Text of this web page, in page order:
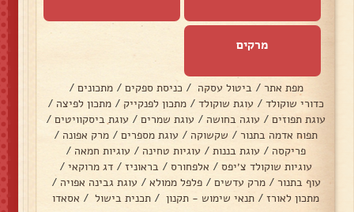
מרקים
מפת אתר / ביטול עסקה / כניסת ספקים / מתכונים /
כדורי שוקולד / עוגת שוקולד / מתכון לפנקייק / מתכון לפיצה /
עוגת תפוזים / עוגה בחושה / עוגת שמרים / עוגת ביסקוויטים /
תפוח אדמה בתנור / שקשוקה / עוגת מספרים / מרק אפונה /
פריקסה / עוגת בננות / עוגיות טחינה / עוגיות חמאה /
עוגיות שוקולד צ׳יפס / אלפחורס / בראוניז / דג מרוקאי /
עוף בתנור / מרק עדשים / פלפל ממולא / עוגת גבינה אפויה /
מתכון לאורז / תנאי שימוש - תקנון / תכנית בישול / אסאדו